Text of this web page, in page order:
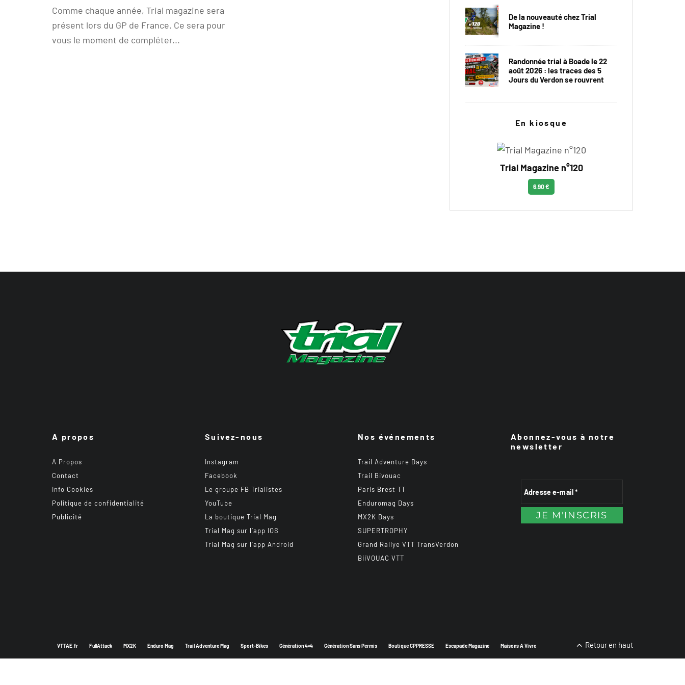
Comme chaque année, Trial magazine sera
présent lors du GP de France. Ce sera pour
vous le moment de compléter...
De la nouveauté chez Trial
Magazine !
Randonnée trial à Boade le 22
août 2026 : les traces des 5
Jours du Verdon se rouvrent
En kiosque
Trial Magazine n°120
6.90 €
A propos
A Propos
Contact
Info Cookies
Politique de confidentialité
Publicité
Suivez-nous
Instagram
Facebook
Le groupe FB Trialistes
YouTube
La boutique Trial Mag
Trial Mag sur l’app IOS
Trial Mag sur l’app Android
Nos événements
Trail Adventure Days
Trail Bivouac
Paris Brest TT
Enduromag Days
MX2K Days
SUPERTROPHY
Grand Rallye VTT TransVerdon
BiiVOUAC VTT
Abonnez-vous à notre
newsletter
VTTAE.fr FullAttack MX2K Enduro Mag Trail Adventure Mag Sport-Bikes Génération 4×4 Génération Sans Permis Boutique CPPRESSE Escapade Magazine Maisons A Vivre Retour en haut